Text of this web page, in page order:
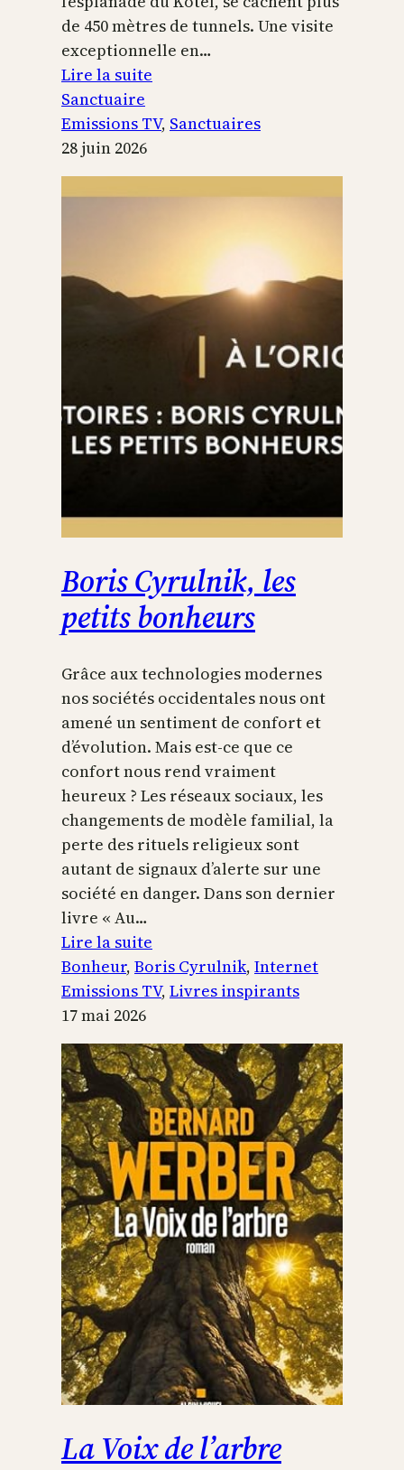
de 450 mètres de tunnels. Une visite
exceptionnelle en…
Lire la suite
Temple
Jérusalem
Sanctuaire
Emissions TV, Sanctuaires
28 juin 2026
Boris Cyrulnik, les
petits bonheurs
Grâce aux technologies modernes
nos sociétés occidentales nous ont
amené un sentiment de confort et
d’évolution. Mais est-ce que ce
confort nous rend vraiment
heureux ? Les réseaux sociaux, les
changements de modèle familial, la
perte des rituels religieux sont
autant de signaux d’alerte sur une
société en danger. Dans son dernier
livre « Au…
Lire la suite
Boris
Cyrulnik,
petits
bonheurs
Bonheur, Boris Cyrulnik, Internet
Emissions TV, Livres inspirants
17 mai 2026
La Voix de l’arbre